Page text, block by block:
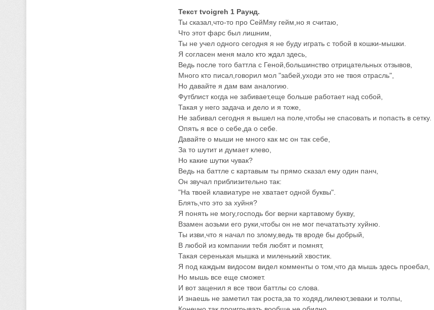
Текст tvoigreh 1 Раунд.
Ты сказал,что-то про СейМяу гейм,но я считаю,
Что этот фарс был лишним,
Ты не учел одного сегодня я не буду играть с тобой в кошки-мышки.
Я согласен меня мало кто ждал здесь,
Ведь после того баттла с Геной,большинство отрицательных отзывов,
Много кто писал,говорил мол "забей,уходи это не твоя отрасль",
Но давайте я дам вам аналогию.
Футблист когда не забивает,еще больше работает над собой,
Такая у него задача и дело и я тоже,
Не забивал сегодня я вышел на поле,чтобы не спасовать и попасть в сетку.
Опять я все о себе,да о себе.
Давайте о мыши не много как мс он так себе,
За то шутит и думает клево,
Но какие шутки чувак?
Ведь на баттле с картавым ты прямо сказал ему один панч,
Он звучал приблизительно так:
"На твоей клавиатуре не хватает одной буквы".
Блять,что это за хуйня?
Я понять не могу,господь бог верни картавому букву,
Взамен аозьми его руки,чтобы он не мог печататьэту хуйню.
Ты изви,что я начал по злому,ведь тв вроде бы добрый,
В любой из компании тебя любят и помнят,
Такая серенькая мышка и миленький хвостик.
Я под каждым видосом видел комменты о том,что да мышь здесь проебал,
Но мышь все еще сможет.
И вот заценил я все твои баттлы со слова.
И знаешь не заметил так роста,за то ходяд,лилеют,зеваки и толпы,